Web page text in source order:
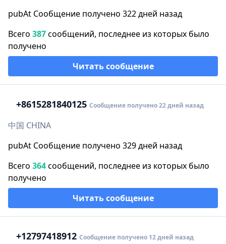
pubAt Сообщение получено 322 дней назад
Всего 387сообщений, последнее из которых было
получено
Читать сообщение
+8615281840125 Сообщение получено 22 дней назад
中国 CHINA
pubAt Сообщение получено 329 дней назад
Всего 364сообщений, последнее из которых было
получено
Читать сообщение
+12797418912 Сообщение получено 12 дней назад